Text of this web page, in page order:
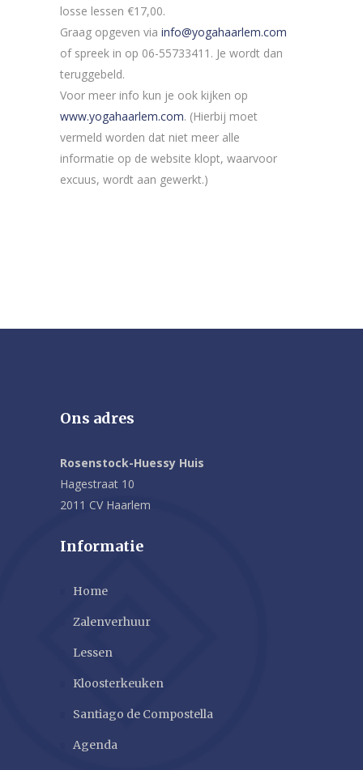
losse lessen €17,00.
Graag opgeven via info@yogahaarlem.com
of spreek in op 06-55733411. Je wordt dan
teruggebeld.
Voor meer info kun je ook kijken op
www.yogahaarlem.com. (Hierbij moet
vermeld worden dat niet meer alle
informatie op de website klopt, waarvoor
excuus, wordt aan gewerkt.)
Ons adres
Rosenstock-Huessy Huis
Hagestraat 10
2011 CV Haarlem
Informatie
Home
Zalenverhuur
Lessen
Kloosterkeuken
Santiago de Compostella
Agenda